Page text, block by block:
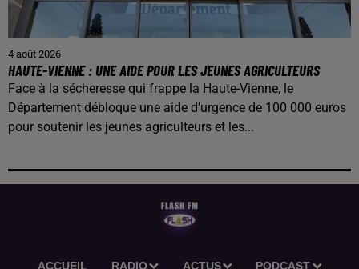
4 août 2026
HAUTE-VIENNE : UNE AIDE POUR LES JEUNES AGRICULTEURS
Face à la sécheresse qui frappe la Haute-Vienne, le
Département débloque une aide d’urgence de 100 000 euros
pour soutenir les jeunes agriculteurs et les...
ACCUEIL RADIO ACTUS PODCAST